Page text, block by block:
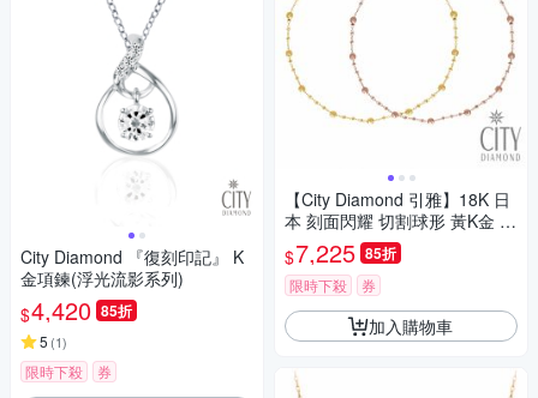
City Diamond 『復刻印記』 K
金項鍊(浮光流影系列)
$4,420 85折
5 (1)
限時下殺 券
【City Diamond 引雅】18K 日
本 刻面閃耀 切割球形 黃K金 玫
瑰金 手鍊-兩色任選(東京Yuki表
參道系列)
$7,225 85折
限時下殺 券
加入購物車